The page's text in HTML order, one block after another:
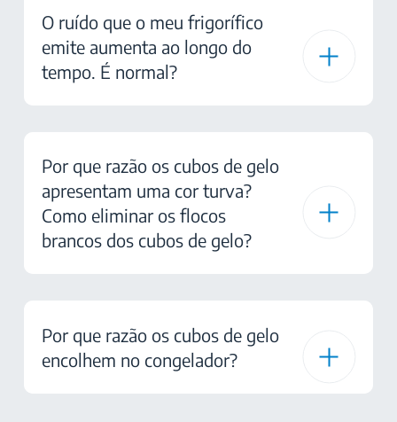
O ruído que o meu frigorífico
emite aumenta ao longo do
tempo. É normal?
Por que razão os cubos de gelo
apresentam uma cor turva?
Como eliminar os flocos
brancos dos cubos de gelo?
Por que razão os cubos de gelo
encolhem no congelador?